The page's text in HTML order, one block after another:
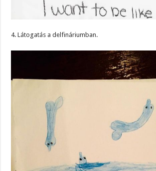
4. Látogatás a delfináriumban.